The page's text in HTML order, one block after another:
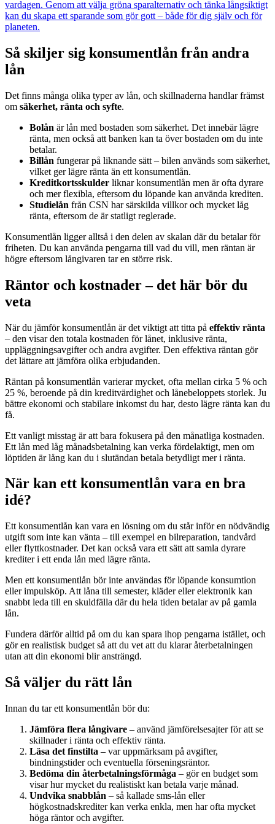
vardagen. Genom att välja gröna sparalternativ och tänka långsiktigt
kan du skapa ett sparande som gör gott – både för dig själv och för
planeten.
Så skiljer sig konsumentlån från andra
lån
Det finns många olika typer av lån, och skillnaderna handlar främst
om säkerhet, ränta och syfte.
Bolån är lån med bostaden som säkerhet. Det innebär lägre
ränta, men också att banken kan ta över bostaden om du inte
betalar.
Billån fungerar på liknande sätt – bilen används som säkerhet,
vilket ger lägre ränta än ett konsumentlån.
Kreditkortsskulder liknar konsumentlån men är ofta dyrare
och mer flexibla, eftersom du löpande kan använda krediten.
Studielån från CSN har särskilda villkor och mycket låg
ränta, eftersom de är statligt reglerade.
Konsumentlån ligger alltså i den delen av skalan där du betalar för
friheten. Du kan använda pengarna till vad du vill, men räntan är
högre eftersom långivaren tar en större risk.
Räntor och kostnader – det här bör du
veta
När du jämför konsumentlån är det viktigt att titta på effektiv ränta
– den visar den totala kostnaden för lånet, inklusive ränta,
uppläggningsavgifter och andra avgifter. Den effektiva räntan gör
det lättare att jämföra olika erbjudanden.
Räntan på konsumentlån varierar mycket, ofta mellan cirka 5 % och
25 %, beroende på din kreditvärdighet och lånebeloppets storlek. Ju
bättre ekonomi och stabilare inkomst du har, desto lägre ränta kan du
få.
Ett vanligt misstag är att bara fokusera på den månatliga kostnaden.
Ett lån med låg månadsbetalning kan verka fördelaktigt, men om
löptiden är lång kan du i slutändan betala betydligt mer i ränta.
När kan ett konsumentlån vara en bra
idé?
Ett konsumentlån kan vara en lösning om du står inför en nödvändig
utgift som inte kan vänta – till exempel en bilreparation, tandvård
eller flyttkostnader. Det kan också vara ett sätt att samla dyrare
krediter i ett enda lån med lägre ränta.
Men ett konsumentlån bör inte användas för löpande konsumtion
eller impulsköp. Att låna till semester, kläder eller elektronik kan
snabbt leda till en skuldfälla där du hela tiden betalar av på gamla
lån.
Fundera därför alltid på om du kan spara ihop pengarna istället, och
gör en realistisk budget så att du vet att du klarar återbetalningen
utan att din ekonomi blir ansträngd.
Så väljer du rätt lån
Innan du tar ett konsumentlån bör du:
Jämföra flera långivare – använd jämförelsesajter för att se
skillnader i ränta och effektiv ränta.
Läsa det finstilta – var uppmärksam på avgifter,
bindningstider och eventuella förseningsräntor.
Bedöma din återbetalningsförmåga – gör en budget som
visar hur mycket du realistiskt kan betala varje månad.
Undvika snabblån – så kallade sms-lån eller
högkostnadskrediter kan verka enkla, men har ofta mycket
höga räntor och avgifter.